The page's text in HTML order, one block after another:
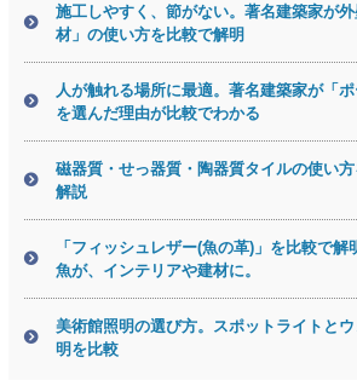
施工しやすく、節がない。著名建築家が
材」の使い方を比較で解明
人が触れる場所に最適。著名建築家が「ポ
を選んだ理由が比較でわかる
磁器質・せっ器質・陶器質タイルの使い
解説
「フィッシュレザー(魚の革)」を比較で
魚が、インテリアや建材に。
美術館照明の選び方。スポットライトと
明を比較